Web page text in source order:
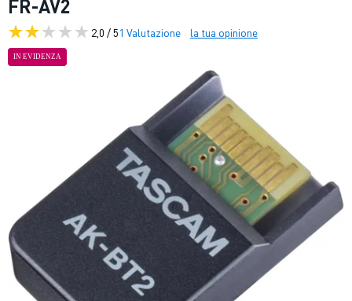
FR-AV2
2,0 / 51 Valutazione la tua opinione
IN EVIDENZA